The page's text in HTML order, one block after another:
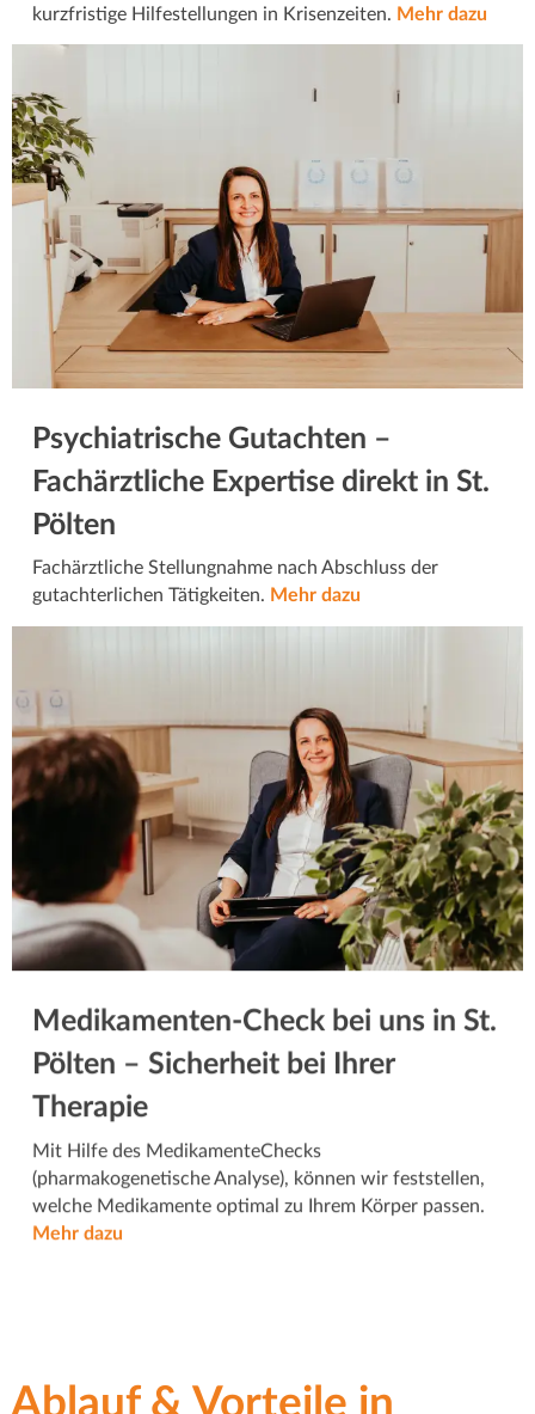
kurzfristige Hilfestellungen in Krisenzeiten. Mehr dazu
Psychiatrische Gutachten –
Fachärztliche Expertise direkt in St.
Pölten
Fachärztliche Stellungnahme nach Abschluss der
gutachterlichen Tätigkeiten. Mehr dazu
Medikamenten-Check bei uns in St.
Pölten – Sicherheit bei Ihrer
Therapie
Mit Hilfe des MedikamenteChecks
(pharmakogenetische Analyse), können wir feststellen,
welche Medikamente optimal zu Ihrem Körper passen.
Mehr dazu
Ablauf & Vorteile in